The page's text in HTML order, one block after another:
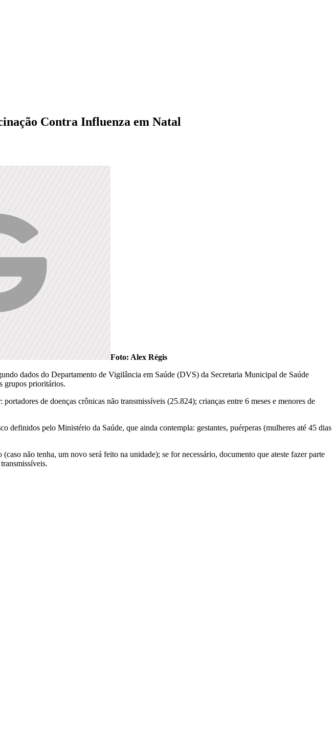
Contra Influenza em Natal
Foto: Alex Régis
dados do Departamento de Vigilância em Saúde (DVS) da Secretaria Municipal de Saúde
grupos prioritários.
de doenças crônicas não transmissíveis (25.824); crianças entre 6 meses e menores de
definidos pelo Ministério da Saúde, que ainda contempla: gestantes, puérperas (mulheres até 45 dias
não tenha, um novo será feito na unidade); se for necessário, documento que ateste fazer parte